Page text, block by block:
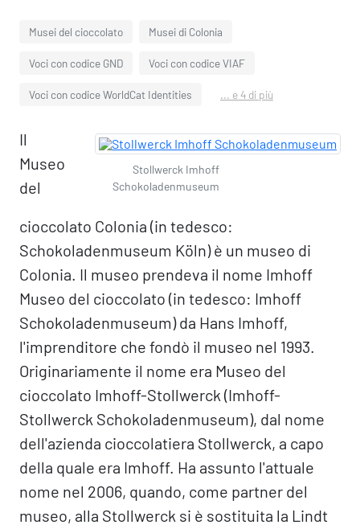
Musei del cioccolato Musei di Colonia
Voci con codice GND Voci con codice VIAF
Voci con codice WorldCat Identities ... e 4 di più
Stollwerck Imhoff
Schokoladenmuseum
Il
Museo
del
cioccolato Colonia (in tedesco:
Schokoladenmuseum Köln) è un museo di
Colonia. Il museo prendeva il nome Imhoff
Museo del cioccolato (in tedesco: Imhoff
Schokoladenmuseum) da Hans Imhoff,
l'imprenditore che fondò il museo nel 1993.
Originariamente il nome era Museo del
cioccolato Imhoff-Stollwerck (Imhoff-
Stollwerck Schokoladenmuseum), dal nome
dell'azienda cioccolatiera Stollwerck, a capo
della quale era Imhoff. Ha assunto l'attuale
nome nel 2006, quando, come partner del
museo, alla Stollwerck si è sostituita la Lindt